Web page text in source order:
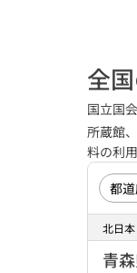
全
国立国
所蔵館
料の利
北日本
青